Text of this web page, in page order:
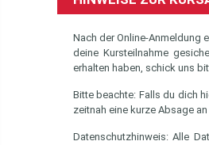
Nach der Online-Anmeldung
deine Kursteilnahme
erhalten haben, schick uns
Bitte beachte: Falls du dich
zeitnah eine kurze Absage
Datenschutzhinweis: Alle